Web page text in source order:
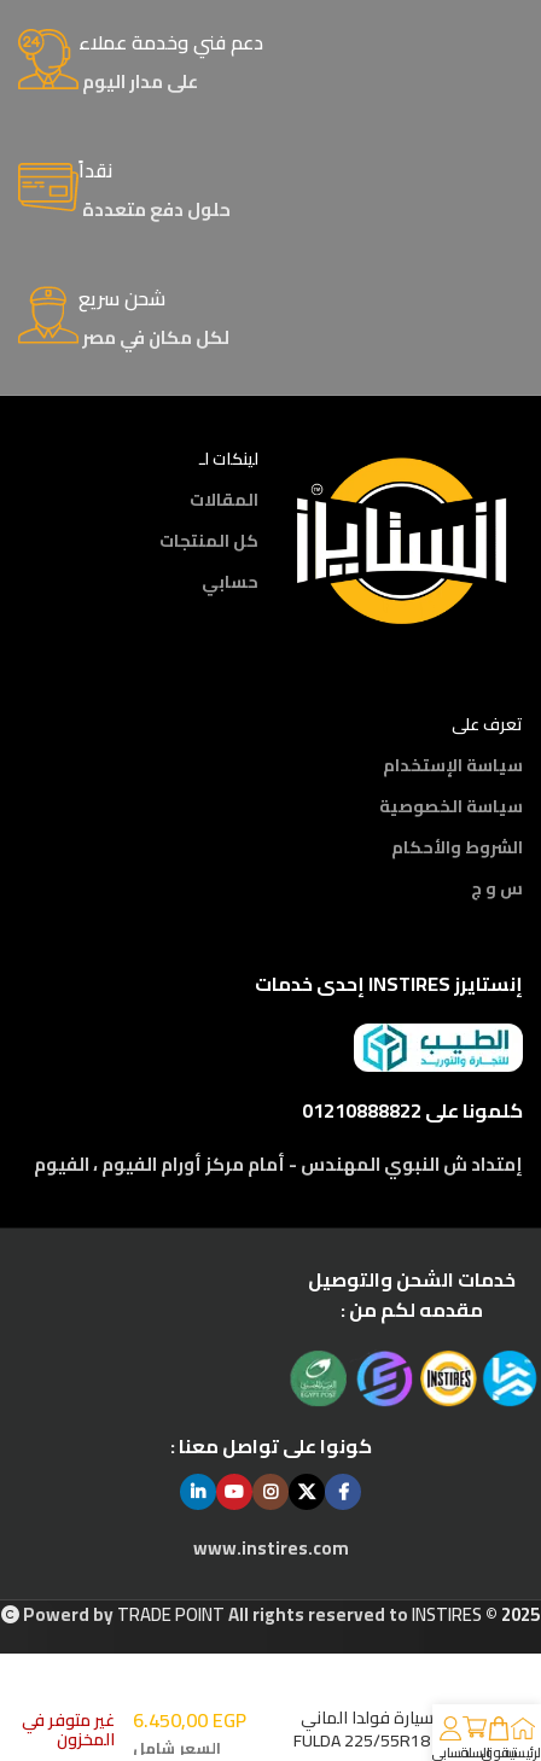
دعم فني وخدمة عملاء
على مدار اليوم
نقداً
حلول دفع متعددة
شحن سريع
لكل مكان في مصر
لينكات لـ
المقالات
كل المنتجات
حسابي
تعرف على
سياسة الإستخدام
سياسة الخصوصية
الشروط والأحكام
س و ج
إنستايرز INSTIRES إحدى خدمات
كلمونا على 01210888822
إمتداد ش النبوي المهندس - أمام مركز أورام الفيوم ، الفيوم
خدمات الشحن والتوصيل
مقدمه لكم من :
كونوا على تواصل معنا :
www.instires.com
Powerd byTRADE POINTAll rights reserved toINSTIRES© 2025
إطار سيارة فولدا الماني
FULDA 225/55R18 98V
6.450,00EGP
السعر شامل
غير متوفر في
المخزون تسوقالسلةحسابي